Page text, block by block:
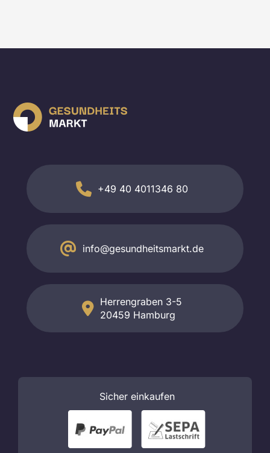
+49 40 4011346 80
info@gesundheitsmarkt.de
Herrengraben 3-5
20459 Hamburg
Sicher einkaufen